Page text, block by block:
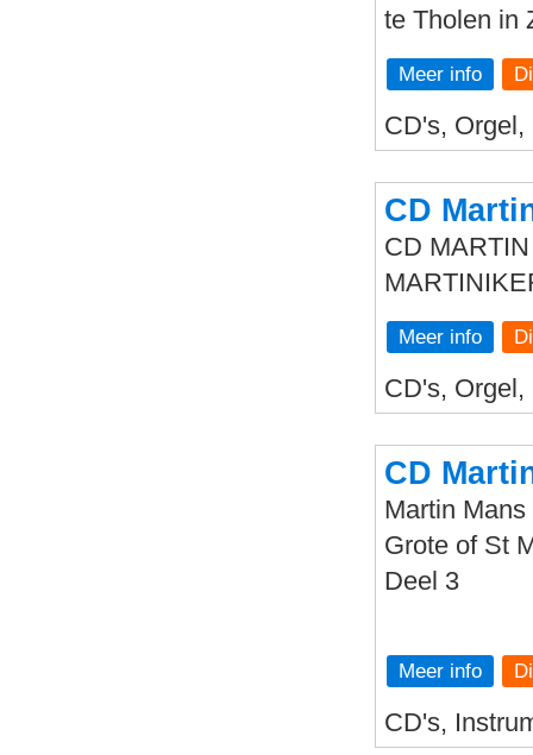
te Tholen in
Meer info
CD's,
CD
CD
Meer info
CD's, Orgel,
CD
Martin
Grote of St
Deel 3
Meer info
CD's,